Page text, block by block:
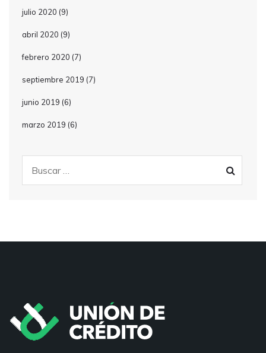
julio 2020 (9)
abril 2020 (9)
febrero 2020 (7)
septiembre 2019 (7)
junio 2019 (6)
marzo 2019 (6)